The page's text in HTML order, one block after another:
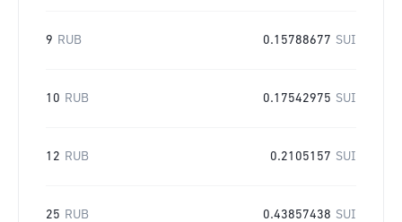
9 RUB 0.15788677 SUI
10 RUB 0.17542975 SUI
12 RUB 0.2105157 SUI
25 RUB 0.43857438 SUI